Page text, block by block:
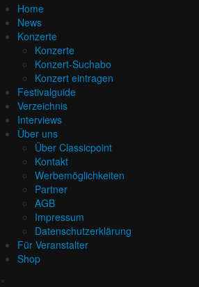
Home
News
Konzerte
Konzerte
Konzert-Suchabo
Konzert eintragen
Festivalguide
Verzeichnis
Interviews
Über uns
Über Classicpoint
Kontakt
Werbemöglichkeiten
Partner
AGB
Impressum
Datenschutzerklärung
Für Veranstalter
Shop
×